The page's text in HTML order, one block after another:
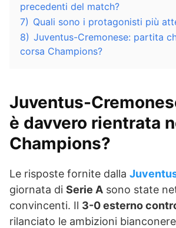
precedenti del match?
7) Quali sono i protagonisti più
8) Juventus-Cremonese: partita
corsa Champions?
Juventus-
è davvero rientrata
Champions?
Le risposte fornite dalla
giornata di Serie A sono state
convincenti. Il 3-0 esterno
rilanciato le ambizioni